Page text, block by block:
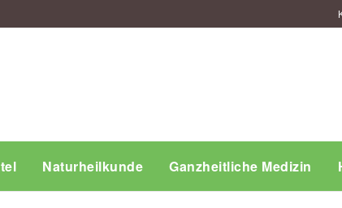
Naturheilkunde Ganzheitliche Medizin